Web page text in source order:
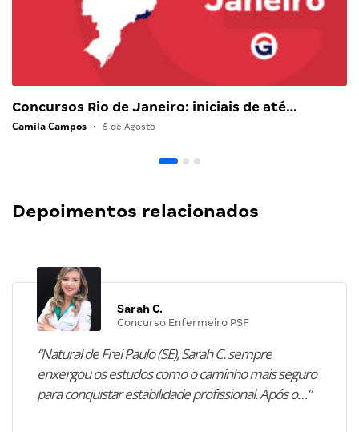
Concursos Rio de Janeiro: iniciais de até…
Camila Campos • 5 de Agosto
Depoimentos relacionados
Sarah C.
Concurso Enfermeiro PSF
“Natural de Frei Paulo (SE), Sarah C. sempre
enxergou os estudos como o caminho mais seguro
para conquistar estabilidade profissional. Após o…”